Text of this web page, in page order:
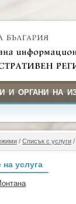
И ОРГАНИ НА
/ Списък с услуги /
услуга